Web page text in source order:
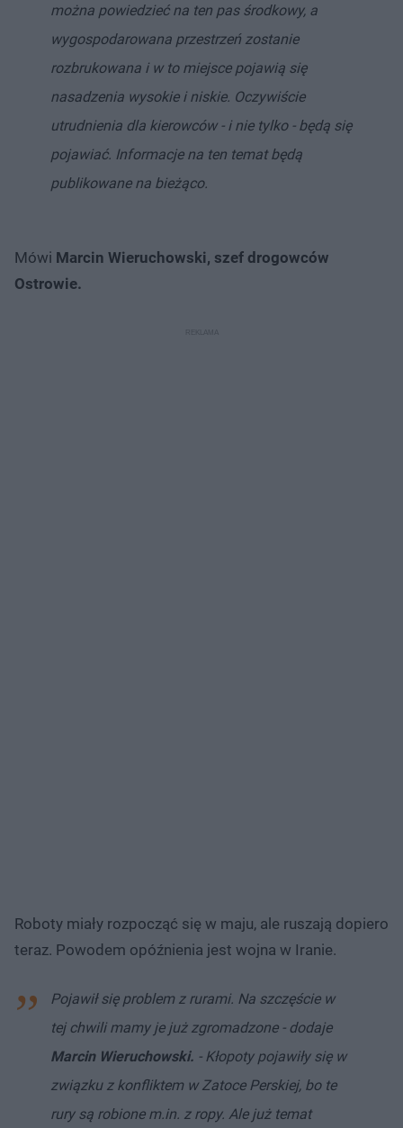
można powiedzieć na ten pas środkowy, a
wygospodarowana przestrzeń zostanie
rozbrukowana i w to miejsce pojawią się
nasadzenia wysokie i niskie. Oczywiście
utrudnienia dla kierowców - i nie tylko - będą się
pojawiać. Informacje na ten temat będą
publikowane na bieżąco.
Mówi Marcin Wieruchowski, szef drogowców
Ostrowie.
Roboty miały rozpocząć się w maju, ale ruszają dopiero
teraz. Powodem opóźnienia jest wojna w Iranie.
Pojawił się problem z rurami. Na szczęście w
tej chwili mamy je już zgromadzone - dodaje
Marcin Wieruchowski. - Kłopoty pojawiły się w
związku z konfliktem w Zatoce Perskiej, bo te
rury są robione m.in. z ropy. Ale już temat